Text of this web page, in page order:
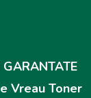
Vreau Toner